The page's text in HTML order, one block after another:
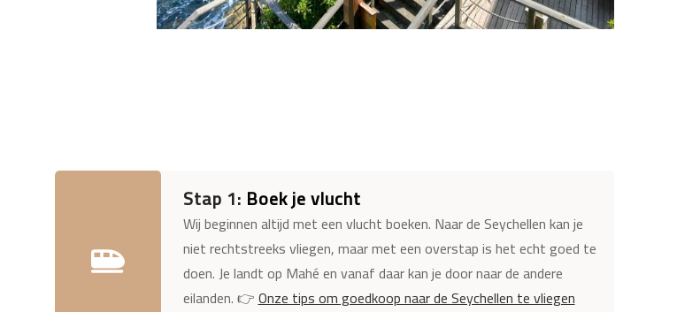
Stap 1: Boek je vlucht
Wij beginnen altijd met een vlucht boeken. Naar de Seychellen kan je
niet rechtstreeks vliegen, maar met een overstap is het echt goed te
doen. Je landt op Mahé en vanaf daar kan je door naar de andere
eilanden. 👉Onze tips om goedkoop naar de Seychellen te vliegen